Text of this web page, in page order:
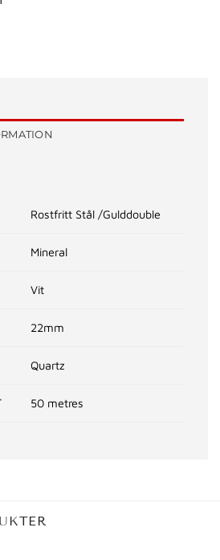
Rostfritt Stål /Gulddouble
Mineral
Vit
22mm
Quartz
50 metres